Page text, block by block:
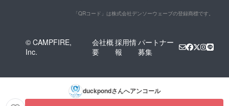
「QRコード」は株式会社デンソーウェーブの登録商標です。
© CAMPFIRE,
Inc.
会社概
要
採用情
報
パートナー
募集
duckpondさんへアンコール